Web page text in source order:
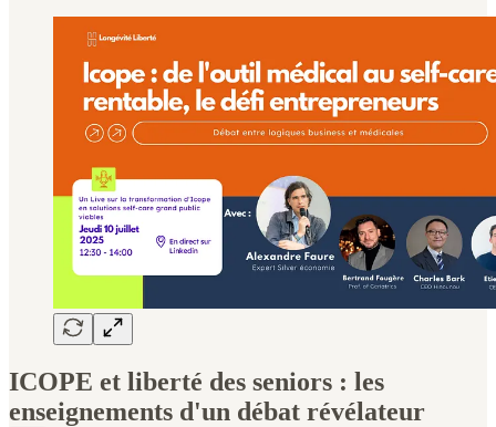
ICOPE et liberté des seniors : les
enseignements d'un débat révélateur